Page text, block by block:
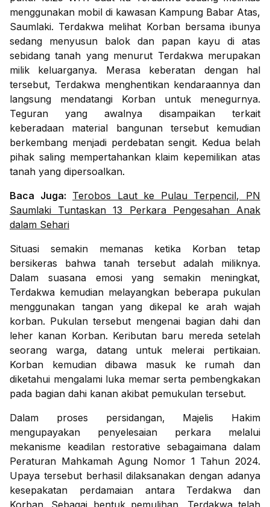
menggunakan mobil di kawasan Kampung Babar Atas,
Saumlaki. Terdakwa melihat Korban bersama ibunya
sedang menyusun balok dan papan kayu di atas
sebidang tanah yang menurut Terdakwa merupakan
milik keluarganya. Merasa keberatan dengan hal
tersebut, Terdakwa menghentikan kendaraannya dan
langsung mendatangi Korban untuk menegurnya.
Teguran yang awalnya disampaikan terkait
keberadaan material bangunan tersebut kemudian
berkembang menjadi perdebatan sengit. Kedua belah
pihak saling mempertahankan klaim kepemilikan atas
tanah yang dipersoalkan.
Baca Juga: Terobos Laut ke Pulau Terpencil, PN
Saumlaki Tuntaskan 13 Perkara Pengesahan Anak
dalam Sehari
Situasi semakin memanas ketika Korban tetap
bersikeras bahwa tanah tersebut adalah miliknya.
Dalam suasana emosi yang semakin meningkat,
Terdakwa kemudian melayangkan beberapa pukulan
menggunakan tangan yang dikepal ke arah wajah
korban. Pukulan tersebut mengenai bagian dahi dan
leher kanan Korban. Keributan baru mereda setelah
seorang warga, datang untuk melerai pertikaian.
Korban kemudian dibawa masuk ke rumah dan
diketahui mengalami luka memar serta pembengkakan
pada bagian dahi kanan akibat pemukulan tersebut.
Dalam proses persidangan, Majelis Hakim
mengupayakan penyelesaian perkara melalui
mekanisme keadilan restorative sebagaimana dalam
Peraturan Mahkamah Agung Nomor 1 Tahun 2024.
Upaya tersebut berhasil dilaksanakan dengan adanya
kesepakatan perdamaian antara Terdakwa dan